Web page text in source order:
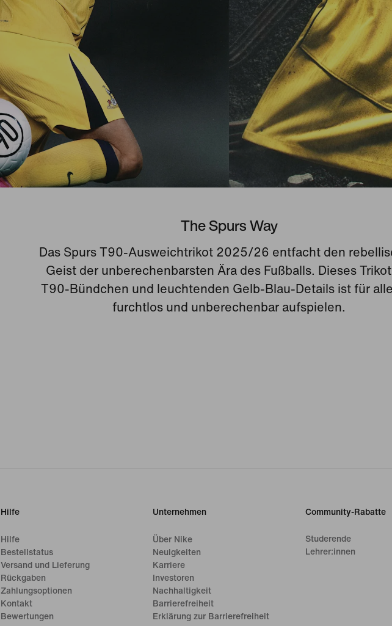
The Spurs Way
Das Spurs T90-Ausweichtrikot 2025/26 entfacht den
Geist der unberechenbarsten Ära des Fußballs. Dieses
T90-Bündchen und leuchtenden Gelb-Blau-Details ist für
furchtlos und unberechenbar aufspielen.
Hilfe
Hilfe
Bestellstatus
Versand und Lieferung
Rückgaben
Zahlungsoptionen
Kontakt
Bewertungen
Unternehmen
Über Nike
Neuigkeiten
Karriere
Investoren
Nachhaltigkeit
Barrierefreiheit
Erklärung zur Barrierefreiheit
Community-Rabatte
Studerende
Lehrer:innen